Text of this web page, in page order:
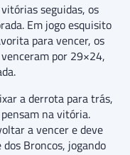
seguidas, os
Em jogo esquisito
para vencer, os
por 29×24,
a derrota para trás,
na vitória.
a vencer e deve
Broncos, jogando